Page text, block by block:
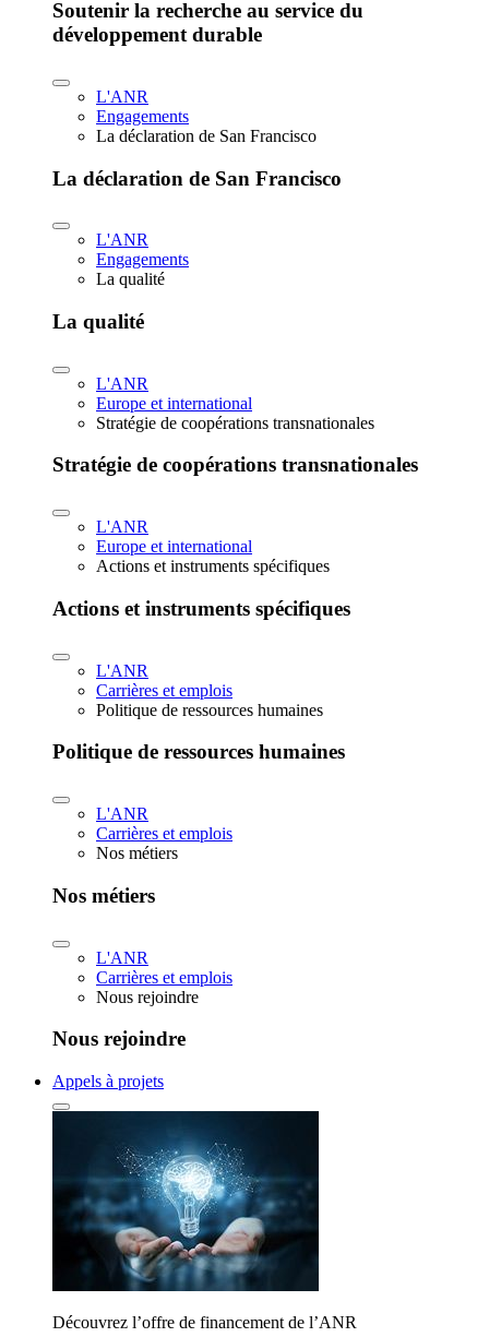
Soutenir la recherche au service du
développement durable
L'ANR
Engagements
La déclaration de San Francisco
La déclaration de San Francisco
L'ANR
Engagements
La qualité
La qualité
L'ANR
Europe et international
Stratégie de coopérations transnationales
Stratégie de coopérations transnationales
L'ANR
Europe et international
Actions et instruments spécifiques
Actions et instruments spécifiques
L'ANR
Carrières et emplois
Politique de ressources humaines
Politique de ressources humaines
L'ANR
Carrières et emplois
Nos métiers
Nos métiers
L'ANR
Carrières et emplois
Nous rejoindre
Nous rejoindre
Appels à projets
Découvrez l’offre de financement de l’ANR